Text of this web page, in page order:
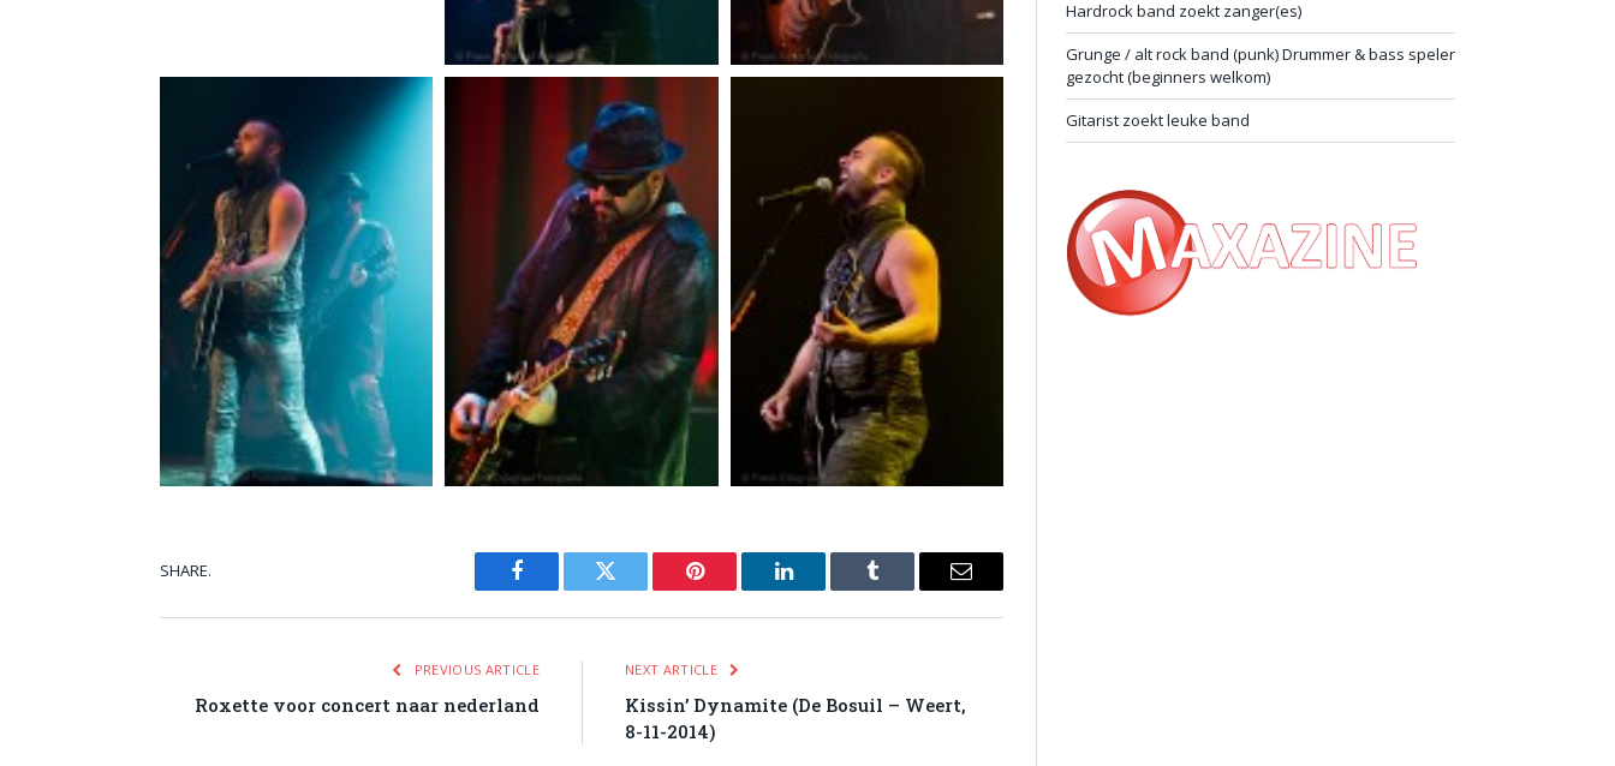
SHARE.
Facebook Twitter Pinterest LinkedIn Tumblr Email
PREVIOUS ARTICLE
Roxette voor concert naar nederland
NEXT ARTICLE
Kissin’ Dynamite (De Bosuil – Weert,
8-11-2014)
Hardrock band zoekt zanger(es)
Grunge / alt rock band (punk) Drummer & bass speler
gezocht (beginners welkom)
Gitarist zoekt leuke band